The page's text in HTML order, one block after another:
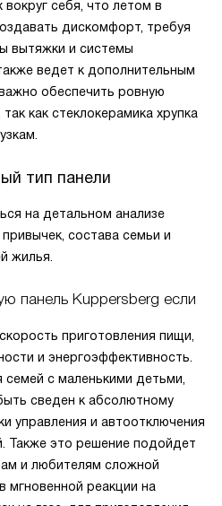
вокруг себя, что летом в
дискомфорт, требуя
вытяжки и системы
ведет к дополнительным
обеспечить ровную
как стеклокерамика хрупка
тип панели
на детальном анализе
состава семьи и
жилья.
панель Kuppersberg если
приготовления пищи,
и энергоэффективность.
с маленькими детьми,
сведен к абсолютному
управления и автоотключения
Также это решение подойдет
и любителям сложной
мгновенной реакции на